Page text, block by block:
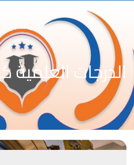
الدرجات العلمية